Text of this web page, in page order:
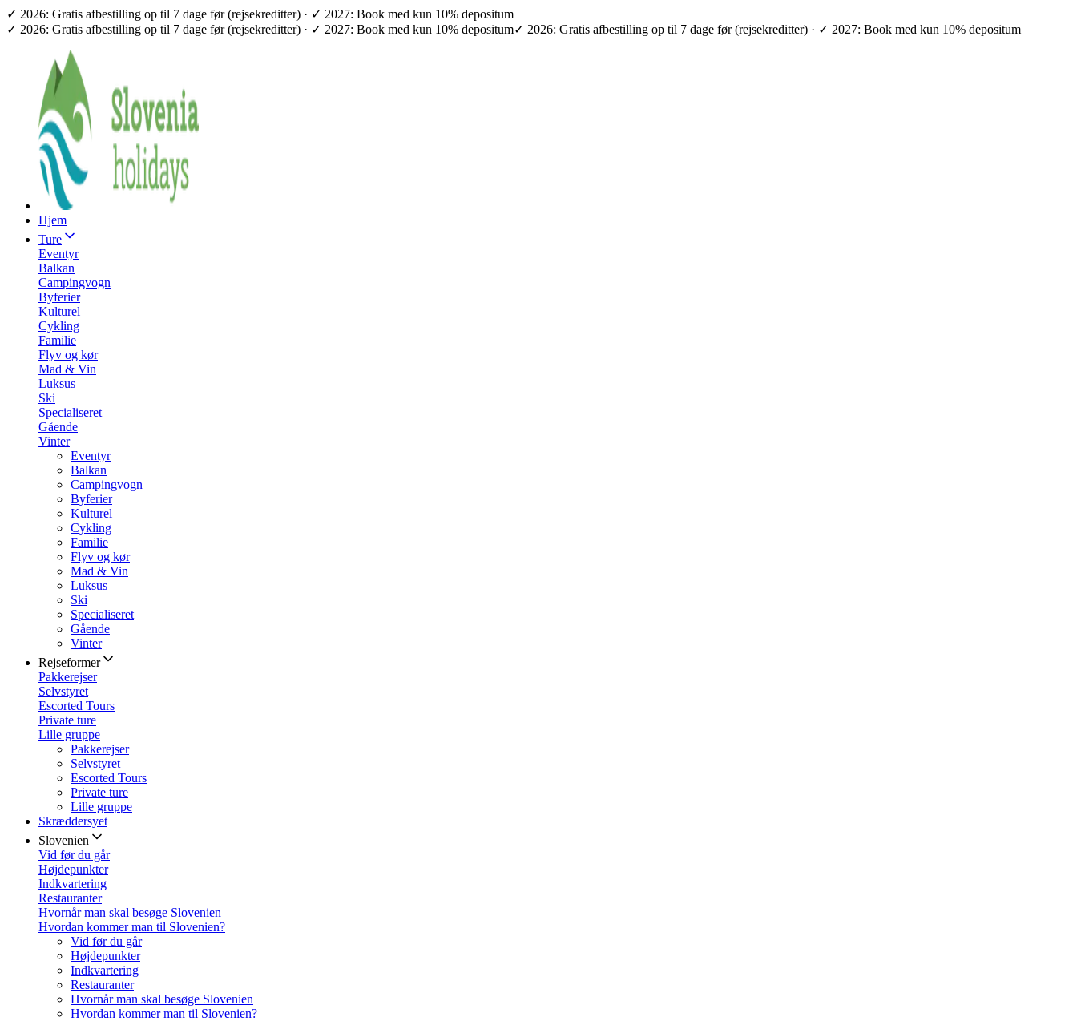
✓ 2026: Gratis afbestilling op til 7 dage før (rejsekreditter) · ✓ 2027: Book med kun 10% depositum
✓ 2026: Gratis afbestilling op til 7 dage før (rejsekreditter) · ✓ 2027: Book med kun 10% depositum✓ 2026: Gratis afbestilling op til 7 dage før (rejsekreditter) · ✓ 2027: Book med kun 10% depositum
Hjem
Ture
Eventyr
Balkan
Campingvogn
Byferier
Kulturel
Cykling
Familie
Flyv og kør
Mad & Vin
Luksus
Ski
Specialiseret
Gående
Vinter
Eventyr
Balkan
Campingvogn
Byferier
Kulturel
Cykling
Familie
Flyv og kør
Mad & Vin
Luksus
Ski
Specialiseret
Gående
Vinter
Rejseformer
Pakkerejser
Selvstyret
Escorted Tours
Private ture
Lille gruppe
Pakkerejser
Selvstyret
Escorted Tours
Private ture
Lille gruppe
Skræddersyet
Slovenien
Vid før du går
Højdepunkter
Indkvartering
Restauranter
Hvornår man skal besøge Slovenien
Hvordan kommer man til Slovenien?
Vid før du går
Højdepunkter
Indkvartering
Restauranter
Hvornår man skal besøge Slovenien
Hvordan kommer man til Slovenien?